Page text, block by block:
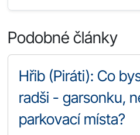
Podobné články
Hřib (Piráti): Co
radši - garsonku,
parkovací místa?